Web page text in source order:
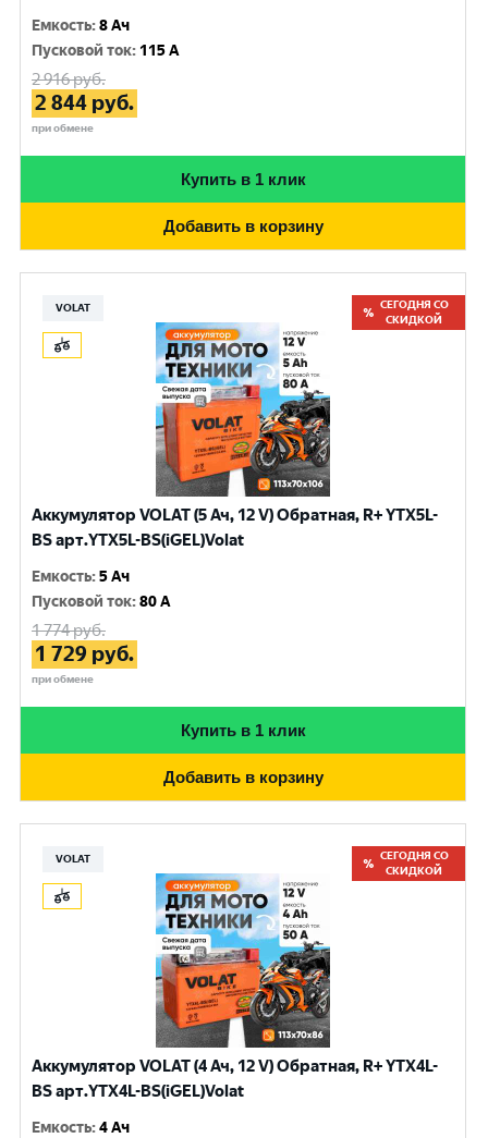
Емкость:8 Ач
Пусковой ток: 115 A
2 916руб.
2 844 руб.
при обмене
Купить в 1 клик
Добавить в корзину
VOLAT
СЕГОДНЯ СО
СКИДКОЙ
Аккумулятор VOLAT (5 Ач, 12 V) Обратная, R+ YTX5L-
BS арт.YTX5L-BS(iGEL)Volat
Емкость:5 Ач
Пусковой ток:80 A
1 774руб.
1 729 руб.
при обмене
Купить в 1 клик
Добавить в корзину
VOLAT
СЕГОДНЯ СО
СКИДКОЙ
Аккумулятор VOLAT (4 Ач, 12 V) Обратная, R+ YTX4L-
BS арт.YTX4L-BS(iGEL)Volat
Емкость:4 Ач